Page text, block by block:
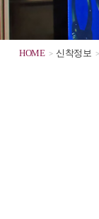
HOME 신착정보